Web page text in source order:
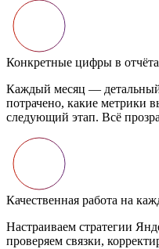
Конкретные цифры в
Каждый месяц — детальный
потрачено, какие метрики
следующий этап. Всё
Качественная работа на
Настраиваем стратегии
проверяем связки,